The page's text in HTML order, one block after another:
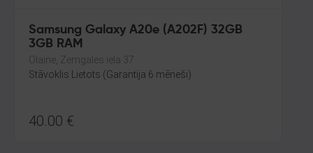
Samsung Galaxy A20e (A202F) 32GB
3GB RAM
Olaine, Zemgales iela 37
Stāvoklis Lietots (Garantija 6 mēneši)
40.00 €